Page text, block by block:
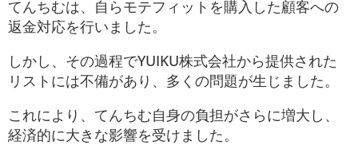
てんちむは、自らモテフィットを購入した顧客への
返金対応を行いました。
しかし、その過程でYUIKU株式会社から提供された
リストには不備があり、多くの問題が生じました。
これにより、てんちむ自身の負担がさらに増大し、
経済的に大きな影響を受けました。